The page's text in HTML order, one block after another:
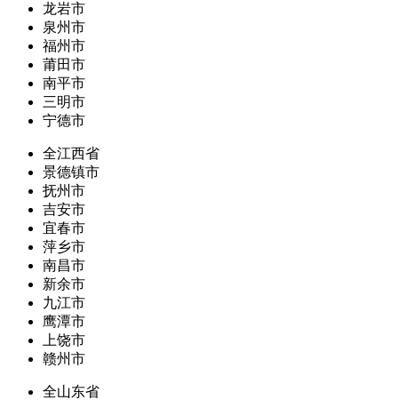
龙岩市
泉州市
福州市
莆田市
南平市
三明市
宁德市
全江西省
景德镇市
抚州市
吉安市
宜春市
萍乡市
南昌市
新余市
九江市
鹰潭市
上饶市
赣州市
全山东省